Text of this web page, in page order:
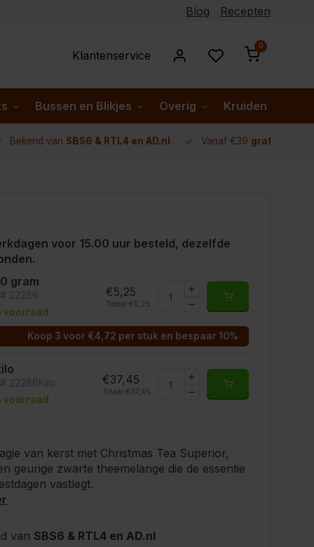
Blog Recepten
Klantenservice
0
Bussen en Blikjes Overig Kruiden per
Bekend van SBS6 & RTL4 en AD.nl Vanaf €39 gratis
voor 15.00 uur besteld, dezelfde
gram
22286
voorraad
€5,25
Totaal: €5,25
Koop 3 voor €4,72 per stuk en bespaar 10%
22286Kilo
voorraad
€37,45
Totaal: €37,45
van kerst met Christmas Tea Superior,
geurige zwarte theemelange die de essentie
vastlegt.
van SBS6 & RTL4 en AD.nl